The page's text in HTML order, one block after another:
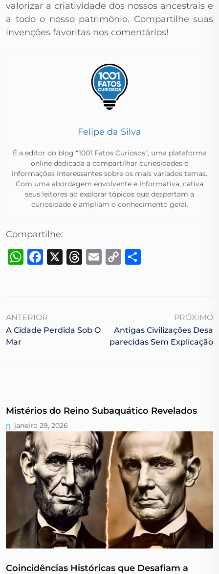
valorizar a criatividade dos nossos ancestrais e
a todo o nosso patrimônio. Compartilhe suas
invenções favoritas nos comentários!
Felipe da Silva
É a editor do blog “1001 Fatos Curiosos”, uma plataforma
online dedicada a compartilhar curiosidades e
informações interessantes sobre os mais variados temas.
Com uma abordagem envolvente e informativa, cativa
seus leitores ao explorar tópicos que despertam a
curiosidade e ampliam o conhecimento geral.​
Compartilhe:
WhatsApp
Facebook
X Threads
Email
Copy
ANTERIOR
A Cidade Perdida Sob O
Mar
PRÓXIMO
Antigas Civilizações Desa
Parecidas Sem Explicação
Mistérios do Reino Subaquático Revelados
janeiro 29, 2026
Coincidências Históricas que Desafiam a